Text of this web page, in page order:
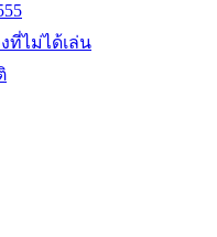
ที่ไม่ได้เล่น